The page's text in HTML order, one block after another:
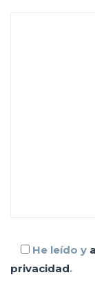
He leído y
privacidad.